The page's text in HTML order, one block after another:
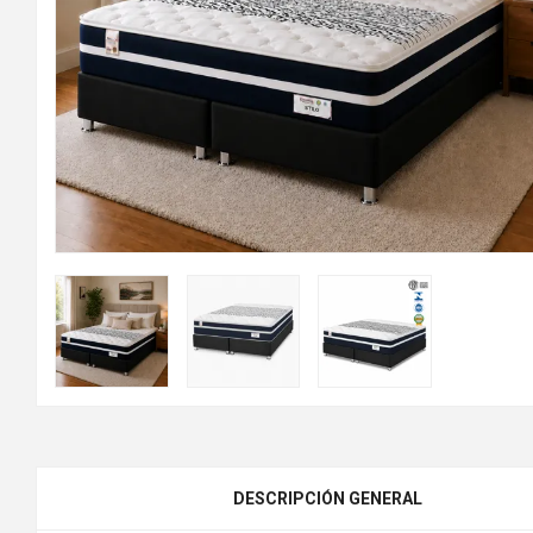
DESCRIPCIÓN GENERAL